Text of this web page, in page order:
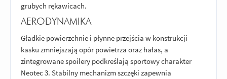
grubych rękawicach.
AERODYNAMIKA
Gładkie powierzchnie i płynne przejścia w konstrukcji
kasku zmniejszają opór powietrza oraz hałas, a
zintegrowane spoilery podkreślają sportowy charakter
Neotec 3. Stabilny mechanizm szczęki zapewnia